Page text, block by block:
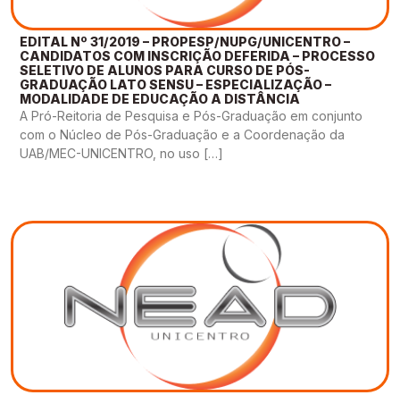
EDITAL Nº 31/2019 – PROPESP/NUPG/UNICENTRO –
CANDIDATOS COM INSCRIÇÃO DEFERIDA – PROCESSO
SELETIVO DE ALUNOS PARA CURSO DE PÓS-
GRADUAÇÃO LATO SENSU – ESPECIALIZAÇÃO –
MODALIDADE DE EDUCAÇÃO A DISTÂNCIA
A Pró-Reitoria de Pesquisa e Pós-Graduação em conjunto
com o Núcleo de Pós-Graduação e a Coordenação da
UAB/MEC-UNICENTRO, no uso […]